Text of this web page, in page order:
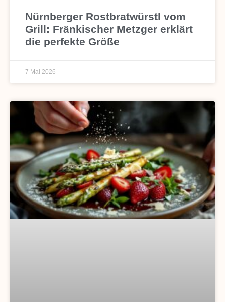
Nürnberger Rostbratwürstl vom
Grill: Fränkischer Metzger erklärt
die perfekte Größe
7 Mai 2026